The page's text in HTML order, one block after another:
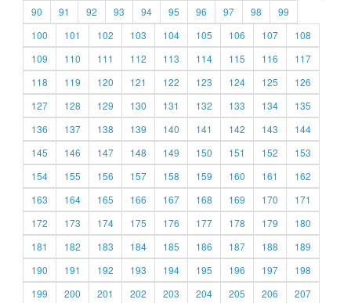
90
91 92 93 94 95 96 97 98
99
100
101 102 103 104 105 106 107
108
109
110 111 112 113 114 115 116
117
118
119 120 121 122 123 124 125
126
127
128 129 130 131 132 133 134
135
136
137 138 139 140 141 142 143
144
145
146 147 148 149 150 151 152
153
154
155 156 157 158 159 160 161
162
163
164 165 166 167 168 169 170
171
172
173 174 175 176 177 178 179
180
181
182 183 184 185 186 187 188
189
190
191 192 193 194 195 196 197
198
199
200 201 202 203 204 205 206
207